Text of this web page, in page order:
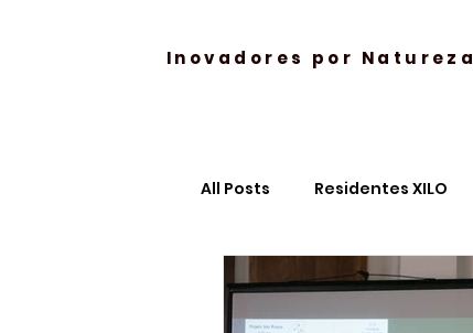
Inovadores por Natureza
All Posts Residentes XILO